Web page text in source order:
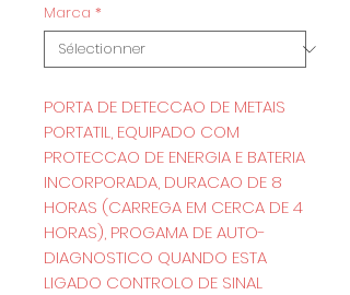
Marca *
PORTA DE DETECCAO DE METAIS
PORTATIL, EQUIPADO COM
PROTECCAO DE ENERGIA E BATERIA
INCORPORADA, DURACAO DE 8
HORAS (CARREGA EM CERCA DE 4
HORAS), PROGAMA DE AUTO-
DIAGNOSTICO QUANDO ESTA
LIGADO CONTROLO DE SINAL